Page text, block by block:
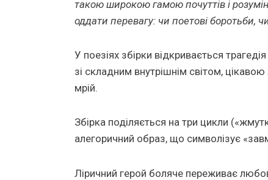
такою широкою гамою почуттів і
оддати перевагу: чи поетові боротьби,
У поезіях збірки відкривається
зі складним внутрішнім світом,
мрій.
Збірка поділяється на три цикли
алегоричний образ, що символізує
Ліричний герой боляче переживає